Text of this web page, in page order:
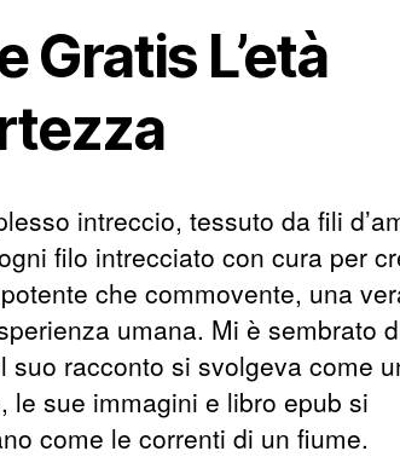
Gratis L’età
intreccio, tessuto da fili
filo intrecciato con cura per
che commovente, una
umana. Mi è sembrato
suo racconto si svolgeva come
le sue immagini e libro epub si
come le correnti di un fiume.